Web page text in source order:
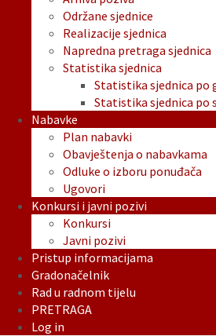
Održane sjednice
Realizacije sjednica
Napredna pretraga sjednica
Statistika sjednica
Statistika sjednica po
Statistika sjednica po
Nabavke
Plan nabavki
Obavještenja o nabavkama
Odluke o izboru ponuđača
Ugovori
Konkursi i javni pozivi
Konkursi
Javni pozivi
Pristup informacijama
Gradonačelnik
Rad u radnom tijelu
PRETRAGA
Log in